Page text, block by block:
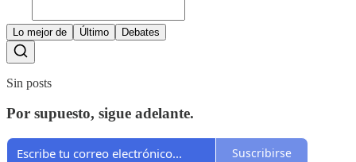
Lo mejor de Último Debates
Sin posts
Por supuesto, sigue adelante.
Suscribirse